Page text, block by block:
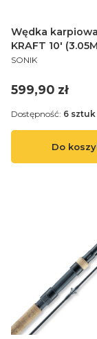
Wędka
KRAFT 10'
PRODUCENT
SONIK
Cena
599,90 zł
Do
Dostępność: 6 sztuk